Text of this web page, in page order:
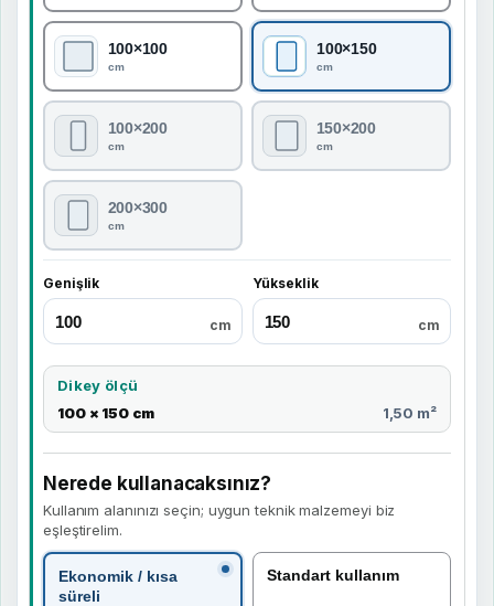
100×100
cm
100×150
cm
100×200
cm
150×200
cm
200×300
cm
Genişlik
cm
Yükseklik
cm
Dikey ölçü
100 × 150 cm
1,50 m²
Nerede kullanacaksınız?
Kullanım alanınızı seçin; uygun teknik malzemeyi biz
eşleştirelim.
Ekonomik / kısa
süreli
Standart kullanım